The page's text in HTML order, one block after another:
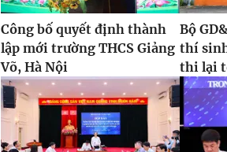
Công bố quyết định thành
lập mới trường THCS Giảng
Võ, Hà Nội
Bộ
thí
thi lại